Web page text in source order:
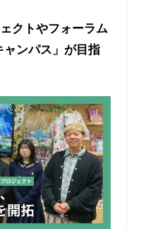
クトやフォーラム
ャンパス」が目指